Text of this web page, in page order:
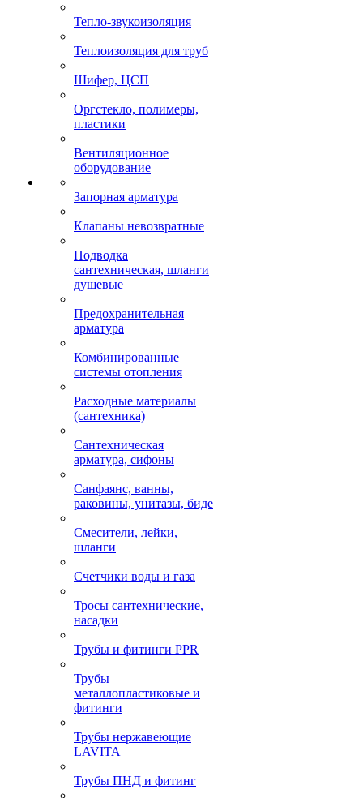
Тепло-звукоизоляция
Теплоизоляция для труб
Шифер, ЦСП
Оргстекло, полимеры,
пластики
Вентиляционное
оборудование
Запорная арматура
Клапаны невозвратные
Подводка
сантехническая, шланги
душевые
Предохранительная
арматура
Комбинированные
системы отопления
Расходные материалы
(сантехника)
Сантехническая
арматура, сифоны
Санфаянс, ванны,
раковины, унитазы, биде
Смесители, лейки,
шланги
Счетчики воды и газа
Тросы сантехнические,
насадки
Трубы и фитинги PPR
Трубы
металлопластиковые и
фитинги
Трубы нержавеющие
LAVITA
Трубы ПНД и фитинг